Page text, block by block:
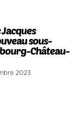
sous-
Château-
2023